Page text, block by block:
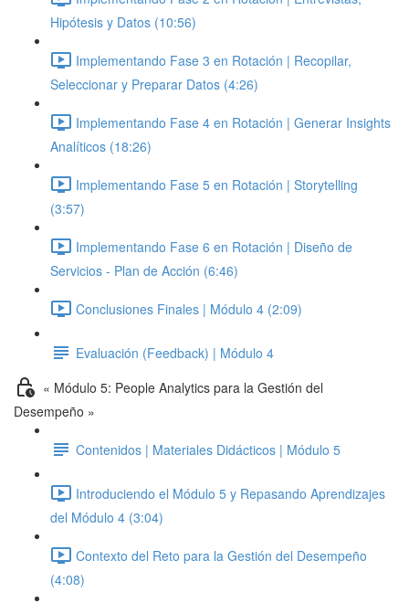
Hipótesis y Datos (10:56)
Implementando Fase 3 en Rotación | Recopilar,
Seleccionar y Preparar Datos (4:26)
Implementando Fase 4 en Rotación | Generar Insights
Analíticos (18:26)
Implementando Fase 5 en Rotación | Storytelling
(3:57)
Implementando Fase 6 en Rotación | Diseño de
Servicios - Plan de Acción (6:46)
Conclusiones Finales | Módulo 4 (2:09)
Evaluación (Feedback) | Módulo 4
« Módulo 5: People Analytics para la Gestión del
Desempeño »
Contenidos | Materiales Didácticos | Módulo 5
Introduciendo el Módulo 5 y Repasando Aprendizajes
del Módulo 4 (3:04)
Contexto del Reto para la Gestión del Desempeño
(4:08)